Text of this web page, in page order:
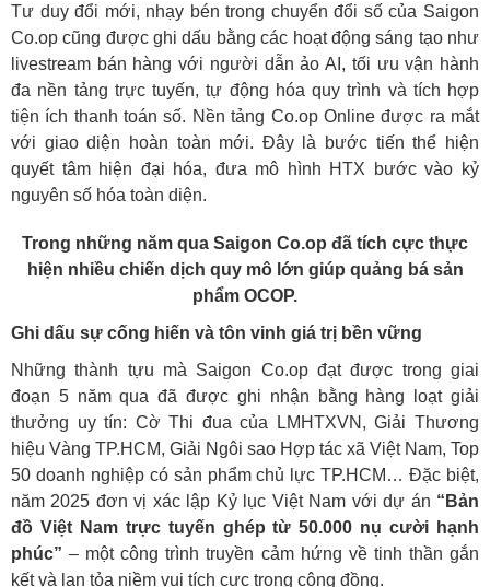
Tư duy đổi mới, nhạy bén trong chuyển đổi số của Saigon
Co.op cũng được ghi dấu bằng các hoạt động sáng tạo như
livestream bán hàng với người dẫn ảo AI, tối ưu vận hành
đa nền tảng trực tuyến, tự động hóa quy trình và tích hợp
tiện ích thanh toán số. Nền tảng Co.op Online được ra mắt
với giao diện hoàn toàn mới. Đây là bước tiến thể hiện
quyết tâm hiện đại hóa, đưa mô hình HTX bước vào kỷ
nguyên số hóa toàn diện.
Trong những năm qua Saigon Co.op đã tích cực thực
hiện nhiều chiến dịch quy mô lớn giúp quảng bá sản
phẩm OCOP.
Ghi dấu sự cống hiến và tôn vinh giá trị bền vững
Những thành tựu mà Saigon Co.op đạt được trong giai
đoạn 5 năm qua đã được ghi nhận bằng hàng loạt giải
thưởng uy tín: Cờ Thi đua của LMHTXVN, Giải Thương
hiệu Vàng TP.HCM, Giải Ngôi sao Hợp tác xã Việt Nam, Top
50 doanh nghiệp có sản phẩm chủ lực TP.HCM… Đặc biệt,
năm 2025 đơn vị xác lập Kỷ lục Việt Nam với dự án “Bản
đồ Việt Nam trực tuyến ghép từ 50.000 nụ cười hạnh
phúc” – một công trình truyền cảm hứng về tinh thần gắn
kết và lan tỏa niềm vui tích cực trong cộng đồng.